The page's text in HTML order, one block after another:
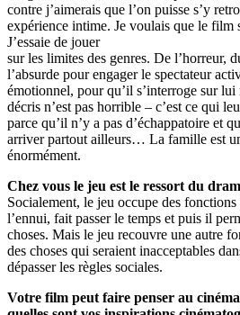
contre j’aimerais que l’on puisse s’y
expérience intime. Je voulais que le film
J’essaie de jouer
sur les limites des genres. De l’horreur,
l’absurde pour engager le spectateur
émotionnel, pour qu’il s’interroge sur
décris n’est pas horrible – c’est ce qui
parce qu’il n’y a pas d’échappatoire et
arriver partout ailleurs… La famille est
énormément.
Chez vous le jeu est le ressort du
Socialement, le jeu occupe des
l’ennui, fait passer le temps et puis il
choses. Mais le jeu recouvre une autre
des choses qui seraient inacceptables
dépasser les règles sociales.
Votre film peut faire penser au